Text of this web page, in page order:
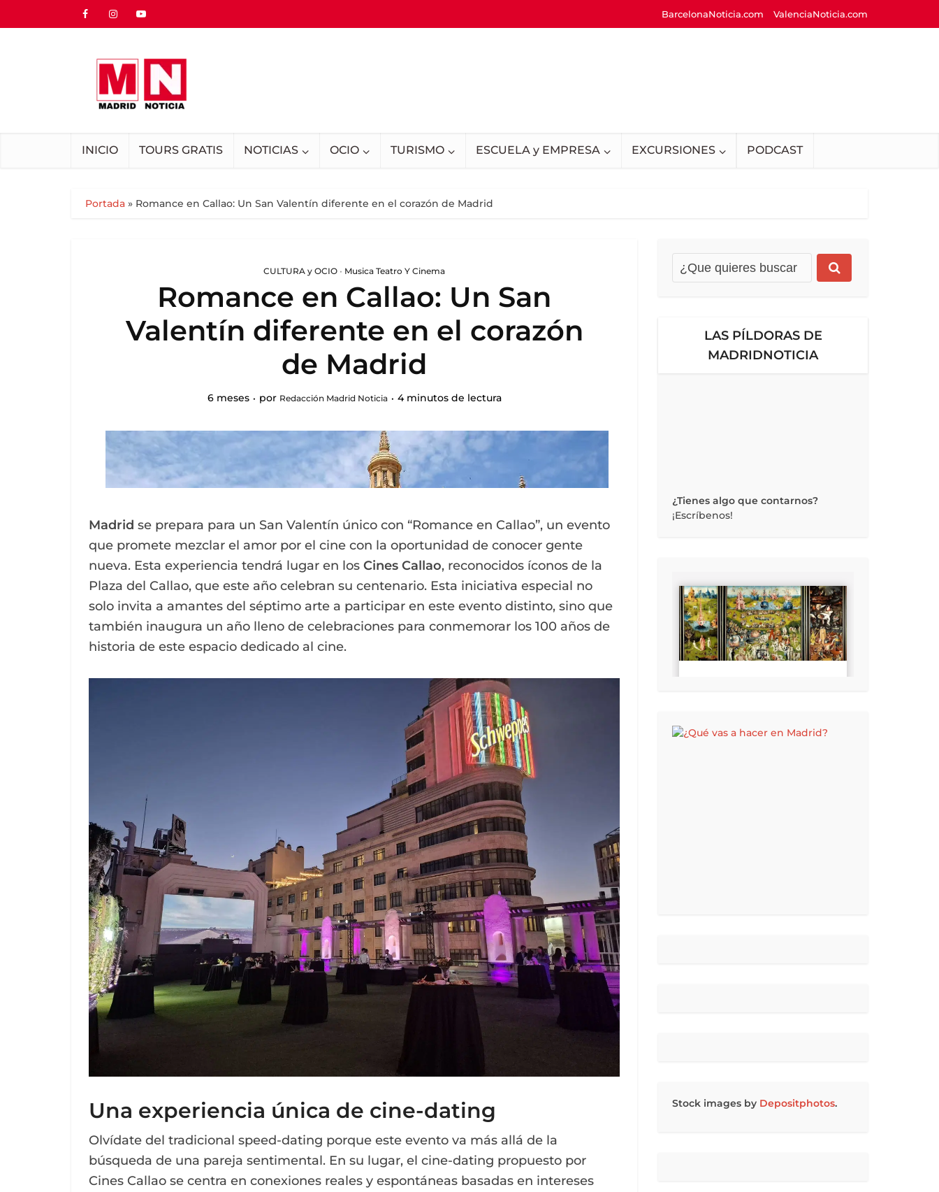
BarcelonaNoticia.com ValenciaNoticia.com
INICIO TOURS GRATIS NOTICIAS OCIO TURISMO ESCUELA y EMPRESA EXCURSIONES PODCAST
Portada » Romance en Callao: Un San Valentín diferente en el corazón de Madrid
CULTURA y OCIO • Musica Teatro Y Cinema
Romance en Callao: Un San
Valentín diferente en el corazón
de Madrid
6 meses por Redacción Madrid Noticia 4 minutos de lectura
Madrid se prepara para un San Valentín único con “Romance en Callao”, un evento
que promete mezclar el amor por el cine con la oportunidad de conocer gente
nueva. Esta experiencia tendrá lugar en los Cines Callao, reconocidos íconos de la
Plaza del Callao, que este año celebran su centenario. Esta iniciativa especial no
solo invita a amantes del séptimo arte a participar en este evento distinto, sino que
también inaugura un año lleno de celebraciones para conmemorar los 100 años de
historia de este espacio dedicado al cine.
Una experiencia única de cine-dating
Olvídate del tradicional speed-dating porque este evento va más allá de la
búsqueda de una pareja sentimental. En su lugar, el cine-dating propuesto por
Cines Callao se centra en conexiones reales y espontáneas basadas en intereses
LAS PÍLDORAS DE
MADRIDNOTICIA
¿Tienes algo que contarnos?
¡Escríbenos!
Stock images by Depositphotos.